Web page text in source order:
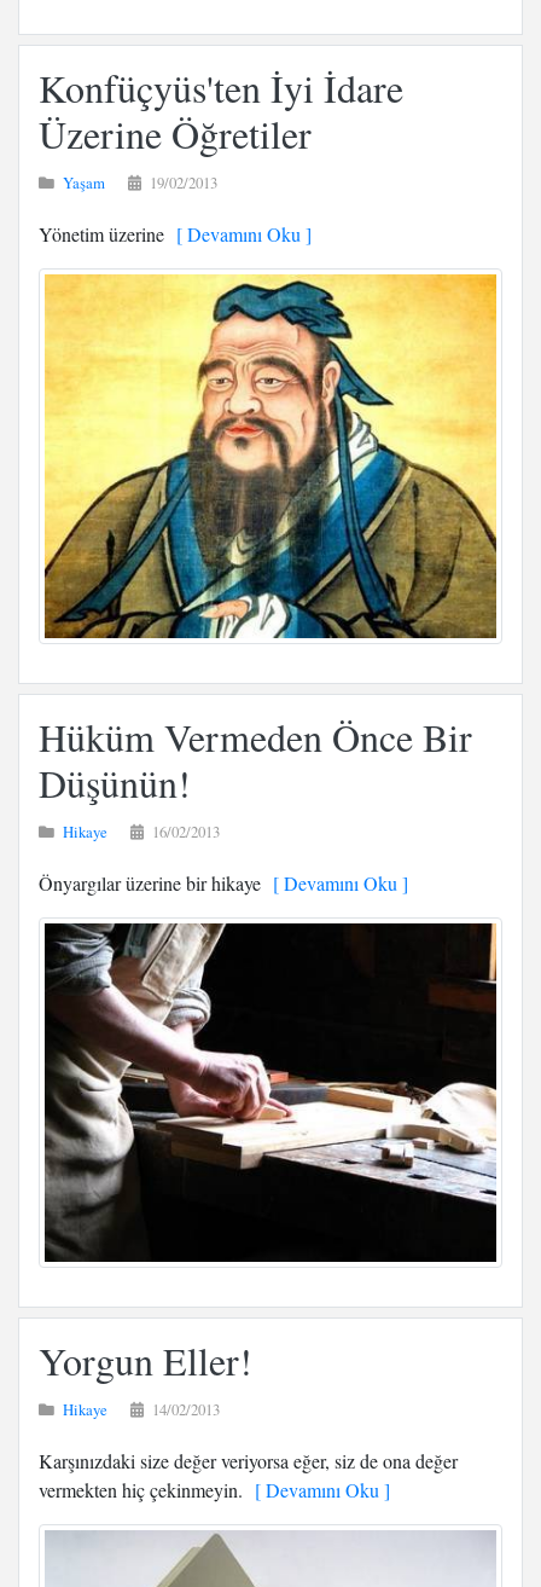
Konfüçyüs'ten İyi İdare
Üzerine Öğretiler
Yaşam 19/02/2013
Yönetim üzerine [ Devamını Oku ]
Hüküm Vermeden Önce Bir
Düşünün!
Hikaye 16/02/2013
Önyargılar üzerine bir hikaye [ Devamını Oku ]
Yorgun Eller!
Hikaye 14/02/2013
Karşınızdaki size değer veriyorsa eğer, siz de ona değer
vermekten hiç çekinmeyin. [ Devamını Oku ]